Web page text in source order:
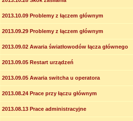
2013.10.09 Problemy z łączem głównym
2013.09.29 Problemy z łączem głównym
2013.09.02 Awaria światłowodów łącza głównego
2013.09.05 Restart urządzeń
2013.09.05 Awaria switcha u operatora
2013.08.24 Prace przy łączu głównym
2013.08.13 Prace administracyjne